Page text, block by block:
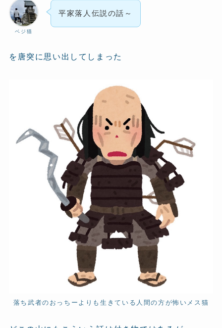
ベジ猫
平家落人伝説の話～
を唐突に思い出してしまった
落ち武者のおっちーよりも生きている人間の方が怖いメス猫